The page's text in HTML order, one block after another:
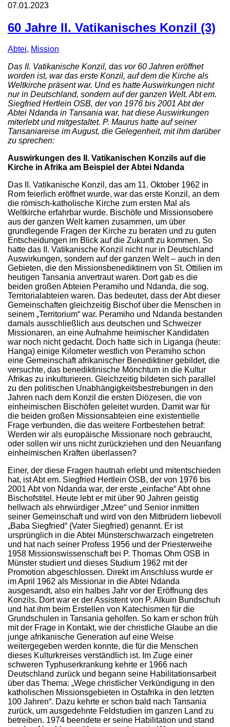
07.01.2023
60 Jahre II. Vatikanisches Konzil (3)
Abtei, Mission
Das II. Vatikanische Konzil, das vor 60 Jahren eröffnet
worden ist, war das erste Konzil, auf dem die Kirche als
Weltkirche präsent war. Und es hatte Auswirkungen nicht
nur in Deutschland, sondern auf der ganzen Welt. Abt em.
Siegfried Hertlein OSB, der von 1976 bis 2001 Abt der
Abtei Ndanda in Tansania war, hat diese Auswirkungen
miterlebt und mitgestaltet. P. Maurus hatte auf seiner
Tansaniareise im August, die Gelegenheit, mit ihm darüber
zu sprechen:
Auswirkungen des II. Vatikanischen Konzils auf die
Kirche in Afrika am Beispiel der Abtei Ndanda
Das II. Vatikanische Konzil, das am 11. Oktober 1962 in
Rom feierlich eröffnet wurde, war das erste Konzil, an dem
die römisch-katholische Kirche zum ersten Mal als
Weltkirche erfahrbar wurde. Bischöfe und Missionsobere
aus der ganzen Welt kamen zusammen, um über
grundlegende Fragen der Kirche zu beraten und zu guten
Entscheidungen im Blick auf die Zukunft zu kommen. So
hatte das II. Vatikanische Konzil nicht nur in Deutschland
Auswirkungen, sondern auf der ganzen Welt – auch in den
Gebieten, die den Missionsbenediktinern von St. Ottilien im
heutigen Tansania anvertraut waren. Dort gab es die
beiden großen Abteien Peramiho und Ndanda, die sog.
Territorialabteien waren. Das bedeutet, dass der Abt dieser
Gemeinschaften gleichzeitig Bischof über die Menschen in
seinem „Territorium“ war. Peramiho und Ndanda bestanden
damals ausschließlich aus deutschen und Schweizer
Missionaren, an eine Aufnahme heimischer Kandidaten
war noch nicht gedacht. Doch hatte sich in Liganga (heute:
Hanga) einige Kilometer westlich von Peramiho schon
eine Gemeinschaft afrikanischer Benediktiner gebildet, die
versuchte, das benediktinische Mönchtum in die Kultur
Afrikas zu inkulturieren. Gleichzeitig bildeten sich parallel
zu den politischen Unabhängigkeitsbestrebungen in den
Jahren nach dem Konzil die ersten Diözesen, die von
einheimischen Bischöfen geleitet wurden. Damit war für
die beiden großen Missionsabteien eine existentielle
Frage verbunden, die das weitere Fortbestehen betraf:
Werden wir als europäische Missionare noch gebraucht,
oder sollen wir uns nicht zurückziehen und den Neuanfang
einheimischen Kräften überlassen?
Einer, der diese Fragen hautnah erlebt und mitentschieden
hat, ist Abt em. Siegfried Hertlein OSB, der von 1976 bis
2001 Abt von Ndanda war, der erste „einfache“ Abt ohne
Bischofstitel. Heute lebt er mit über 90 Jahren geistig
hellwach als ehrwürdiger „Mzee“ und Senior inmitten
seiner Gemeinschaft und wird von den Mitbrüdern liebevoll
„Baba Siegfried“ (Vater Siegfried) genannt. Er ist
ursprünglich in die Abtei Münsterschwarzach eingetreten
und hat nach seiner Profess 1956 und der Priesterweihe
1958 Missionswissenschaft bei P. Thomas Ohm OSB in
Münster studiert und dieses Studium 1962 mit der
Promotion abgeschlossen. Direkt im Anschluss wurde er
im April 1962 als Missionar in die Abtei Ndanda
ausgesandt, also ein halbes Jahr vor der Eröffnung des
Konzils. Dort war er der Assistent von P. Alkuin Bundschuh
und hat ihm beim Erstellen von Katechismen für die
Grundschulen in Tansania geholfen. So kam er schon früh
mit der Frage in Kontakt, wie der christliche Glaube an die
junge afrikanische Generation auf eine Weise
weitergegeben werden konnte, die für die Menschen
dieses Kulturkreises verständlich ist. Im Zuge einer
schweren Typhuserkrankung kehrte er 1966 nach
Deutschland zurück und begann seine Habilitationsarbeit
über das Thema: „Wege christlicher Verkündigung in den
katholischen Missionsgebieten in Ostafrika in den letzten
100 Jahren“. Dazu kehrte er schon bald nach Tansania
zurück, um ausgedehnte Feldstudien im ganzen Land zu
betreiben. 1974 beendete er seine Habilitation und stand